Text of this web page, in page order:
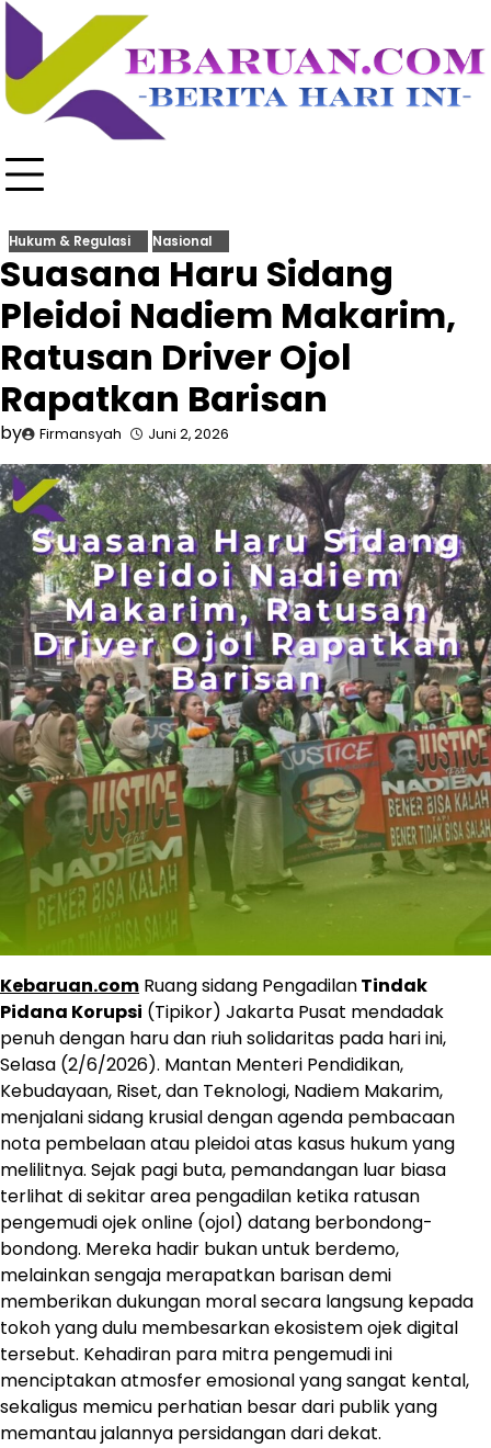
Skip
content
Hukum & Regulasi Nasional
Suasana Haru Sidang
Pleidoi Nadiem Makarim,
Ratusan Driver Ojol
Rapatkan Barisan
by Firmansyah Juni 2, 2026
Kebaruan.com Ruang sidang PengadilanTindak
Pidana Korupsi (Tipikor) Jakarta Pusat mendadak
penuh dengan haru dan riuh solidaritas pada hari ini,
Selasa (2/6/2026). Mantan Menteri Pendidikan,
Kebudayaan, Riset, dan Teknologi, Nadiem Makarim,
menjalani sidang krusial dengan agenda pembacaan
nota pembelaan atau pleidoi atas kasus hukum yang
melilitnya. Sejak pagi buta, pemandangan luar biasa
terlihat di sekitar area pengadilan ketika ratusan
pengemudi ojek online (ojol) datang berbondong-
bondong. Mereka hadir bukan untuk berdemo,
melainkan sengaja merapatkan barisan demi
memberikan dukungan moral secara langsung kepada
tokoh yang dulu membesarkan ekosistem ojek digital
tersebut. Kehadiran para mitra pengemudi ini
menciptakan atmosfer emosional yang sangat kental,
sekaligus memicu perhatian besar dari publik yang
memantau jalannya persidangan dari dekat.